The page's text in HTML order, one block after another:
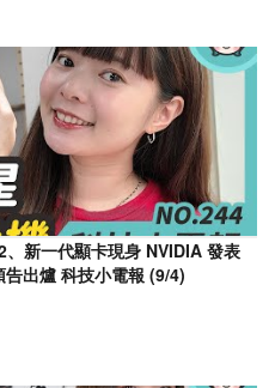
新一代顯卡現身 NVIDIA 發表
出爐 科技小電報 (9/4)